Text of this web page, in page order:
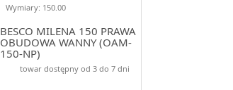
BESCO MILENA 150 PRAWA
OBUDOWA WANNY (OAM-
150-NP)
Wymiary: 150.00
towar dostępny od 3 do 7 dni